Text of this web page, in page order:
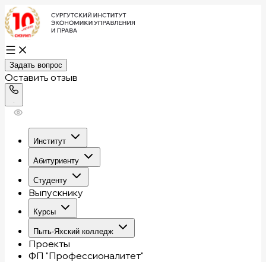
Задать вопрос
Оставить отзыв
Институт
Абитуриенту
Студенту
Выпускнику
Курсы
Пыть-Яхский колледж
Проекты
ФП "Профессионалитет"